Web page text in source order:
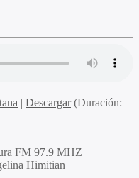
| Descargar(Duración:
FM 97.9 MHZ
Himitian